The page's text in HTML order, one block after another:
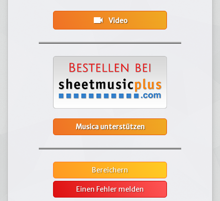
videocam Video
Musica unterstützen
Bereichern
Einen Fehler melden